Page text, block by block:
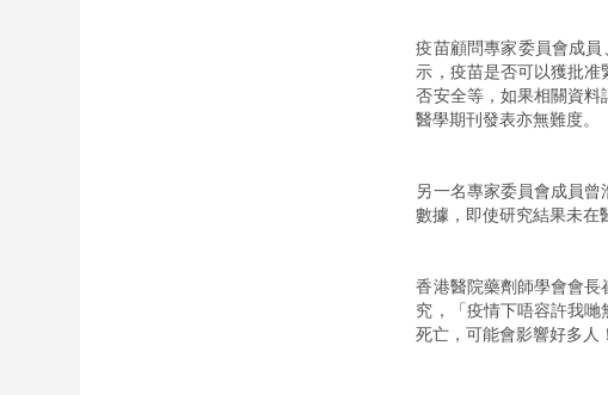
疫苗顧問專家委員會成
示，疫苗是否可以獲批
否安全等，如果相關資
醫學期刊發表亦無難度。
另一名專家委員會成員
數據，即使研究結果未在
香港醫院藥劑師學會會
究，「疫情下唔容許我
死亡，可能會影響好多人